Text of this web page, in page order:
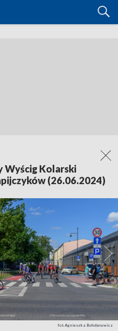
Wyścig Kolarski
(26.06.2024)
fot.Agnieszka Bohdanowicz